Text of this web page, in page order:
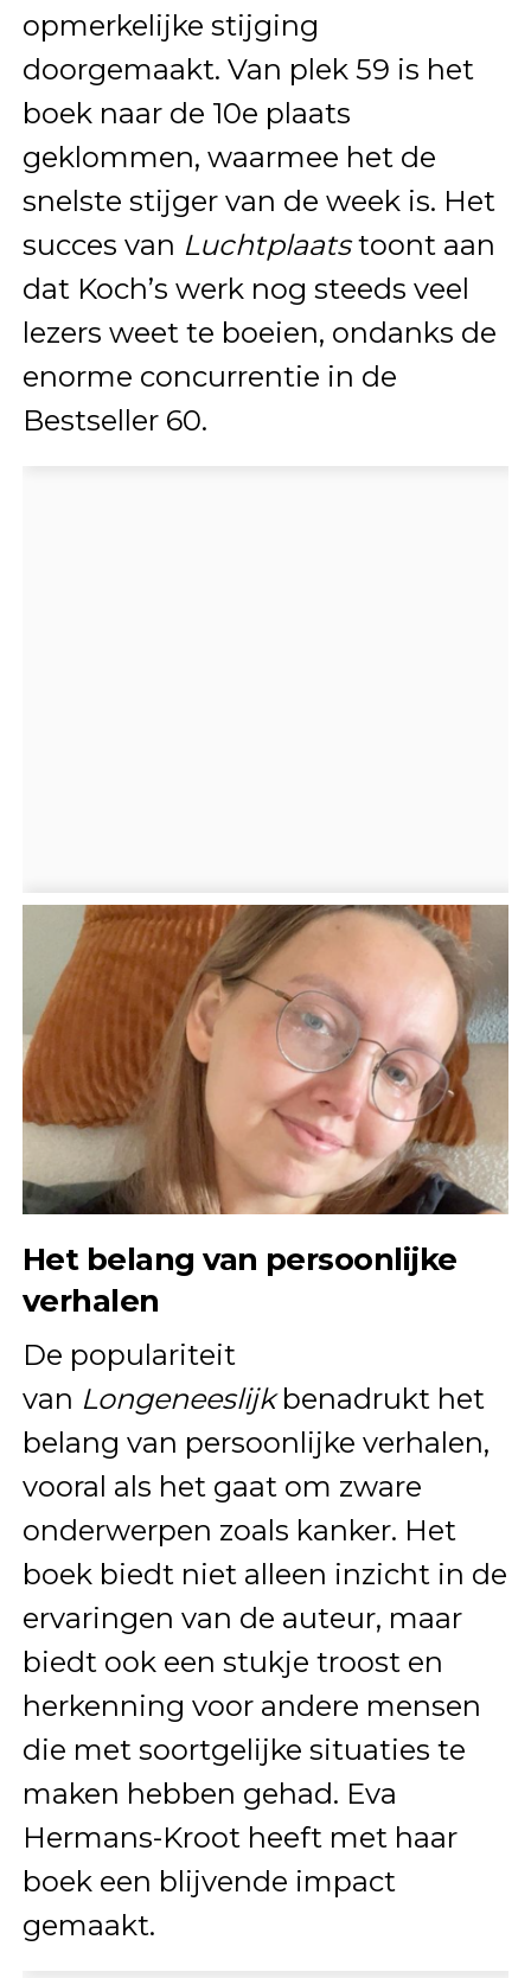
opmerkelijke stijging
doorgemaakt. Van plek 59 is het
boek naar de 10e plaats
geklommen, waarmee het de
snelste stijger van de week is. Het
succes van Luchtplaatstoont aan
dat Koch’s werk nog steeds veel
lezers weet te boeien, ondanks de
enorme concurrentie in de
Bestseller 60.
Het belang van persoonlijke
verhalen
De populariteit
van Longeneeslijkbenadrukt het
belang van persoonlijke verhalen,
vooral als het gaat om zware
onderwerpen zoals kanker. Het
boek biedt niet alleen inzicht in de
ervaringen van de auteur, maar
biedt ook een stukje troost en
herkenning voor andere mensen
die met soortgelijke situaties te
maken hebben gehad. Eva
Hermans-Kroot heeft met haar
boek een blijvende impact
gemaakt.